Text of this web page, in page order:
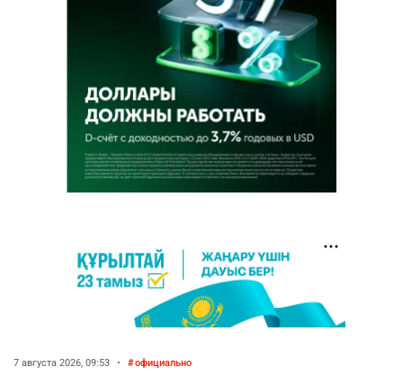
7 августа 2026, 09:53 • официально